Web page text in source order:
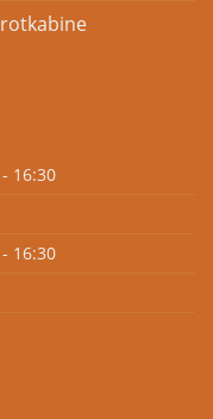
16:30
16:30